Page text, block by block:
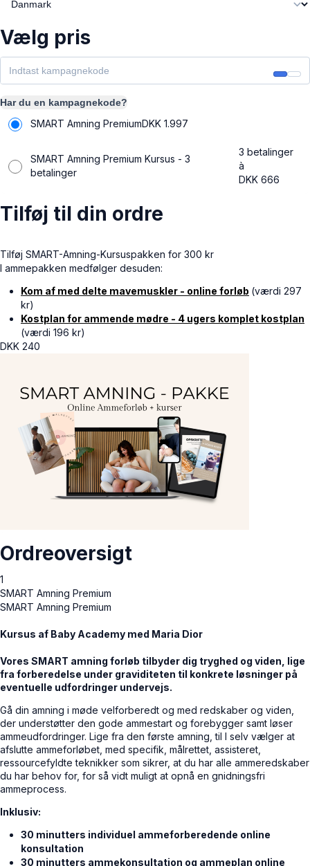
Vælg pris
Har du en kampagnekode?
SMART Amning PremiumDKK 1.997
SMART Amning Premium Kursus - 3
betalinger
3 betalinger
à
DKK 666
Tilføj til din ordre
Tilføj SMART-Amning-Kursuspakken for 300 kr
I ammepakken medfølger desuden:
Kom af med delte mavemuskler - online forløb (værdi 297
kr)
Kostplan for ammende mødre - 4 ugers komplet kostplan
(værdi 196 kr)
DKK 240
Ordreoversigt
1
SMART Amning Premium
SMART Amning Premium
Kursus af Baby Academy med Maria Dior
Vores SMART amning forløb tilbyder dig tryghed og viden, lige
fra forberedelse under graviditeten til konkrete løsninger på
eventuelle udfordringer undervejs.
Gå din amning i møde velforberedt og med redskaber og viden,
der understøtter den gode ammestart og forebygger samt løser
ammeudfordringer. Lige fra den første amning, til I selv vælger at
afslutte ammeforløbet, med specifik, målrettet, assisteret,
ressourcefyldte teknikker som sikrer, at du har alle ammeredskaber
du har behov for, for så vidt muligt at opnå en gnidningsfri
ammeprocess.
Inklusiv:
30 minutters individuel ammeforberedende online
konsultation
30 minutters ammekonsultation og ammeplan online